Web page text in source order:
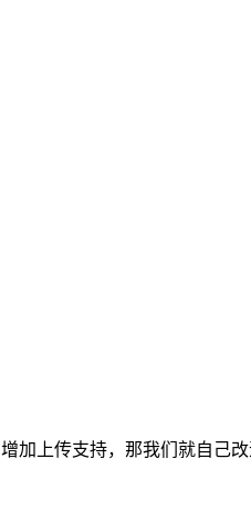
加上传支持，那我们就自己改